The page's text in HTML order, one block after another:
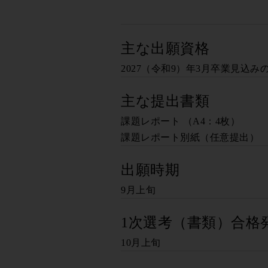
主な出願資格
2027（令和9）年3月卒業見込み
主な提出書類
課題レポート （A4：4枚）
課題レポート別紙（任意提出）
出願時期
9月上旬
1次選考（書類）合格
10月上旬